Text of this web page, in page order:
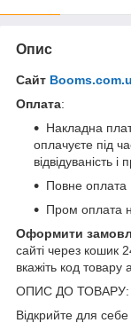
Опис
Сайт
Оплата:
Накладна
оплачуєте під
відвідуваність
Повне оплата
Пром оплата
Оформити
сайті через кошик
вкажіть код
ОПИС ДО ТОВАРУ:
Відкрийте для